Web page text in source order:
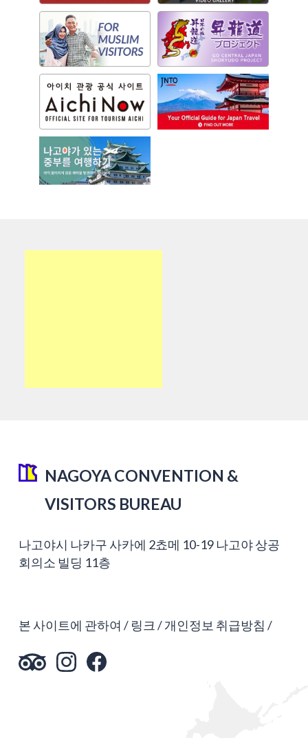
NAGOYA CONVENTION &
VISITORS BUREAU
나고야시 나카구 사카에 2쵸메 10-19 나고야 상공
회의소 빌딩 11층
본 사이트에 관하여 링크 개인정보 취급방침